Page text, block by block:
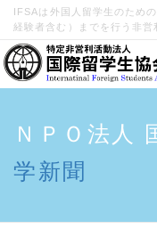
IFSAは外国人留学生のため
経験者含む）までを行う非営
ＮＰＯ法人
学新聞